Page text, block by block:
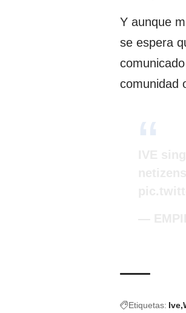
Y aunque
se espera
comunidad
Etiquetas: Ive